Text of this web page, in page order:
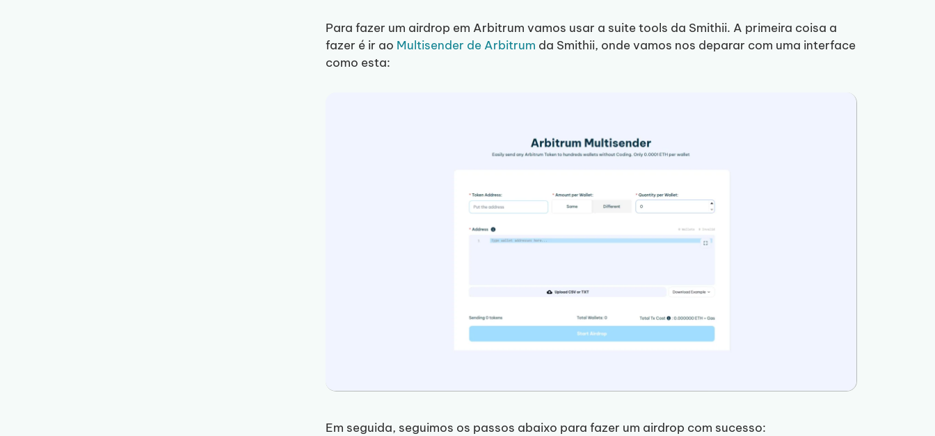
Para fazer um airdrop em Arbitrum vamos usar a suite tools da Smithii. A primeira coisa a
fazer é ir ao Multisender de Arbitrum da Smithii, onde vamos nos deparar com uma interface
como esta:
Em seguida, seguimos os passos abaixo para fazer um airdrop com sucesso: